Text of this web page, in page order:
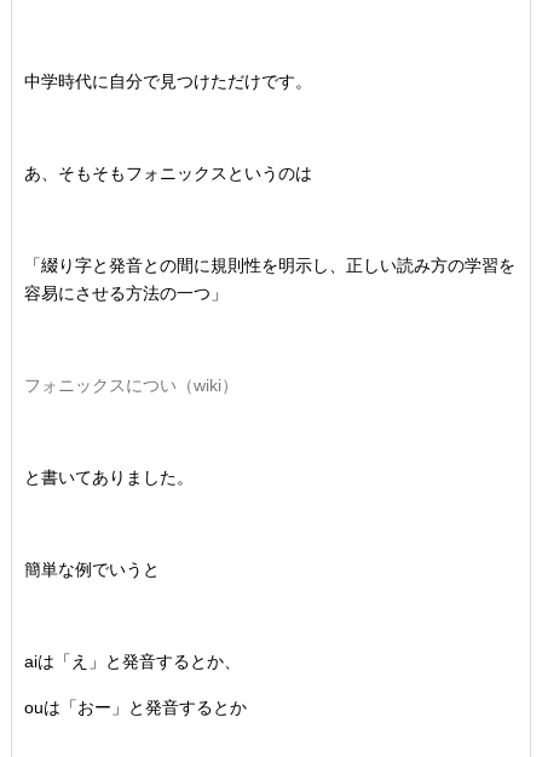
中学時代に自分で見つけただけです。
あ、そもそもフォニックスというのは
「綴り字と発音との間に規則性を明示し、正しい読み方の学習を
容易にさせる方法の一つ」
フォニックスについ（wiki）
と書いてありました。
簡単な例でいうと
aiは「え」と発音するとか、
ouは「おー」と発音するとか